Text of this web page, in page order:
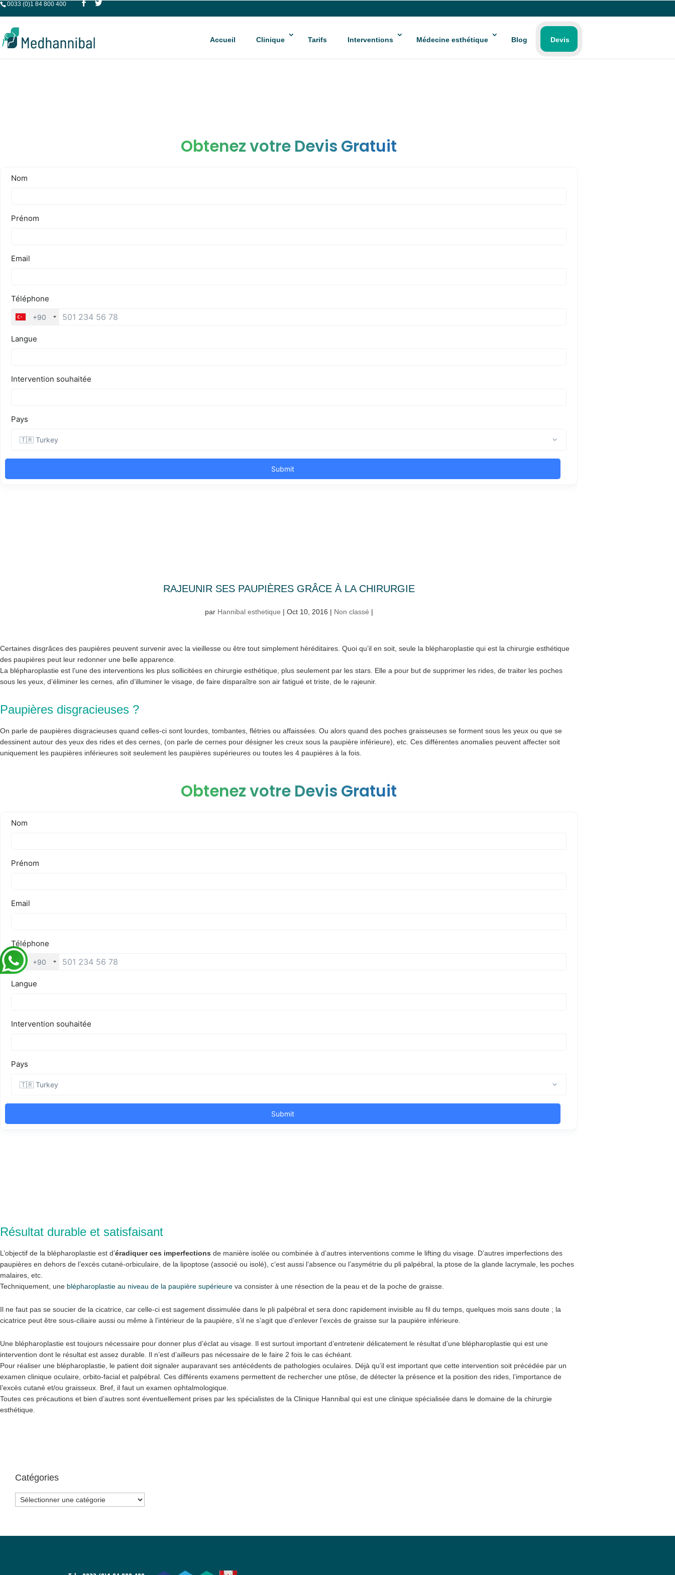
0033 (0)1 84 800 400
Accueil Clinique Tarifs Interventions Médecine esthétique Blog Devis
Obtenez votre Devis Gratuit
RAJEUNIR SES PAUPIÈRES GRÂCE À LA CHIRURGIE
par Hannibal esthetique | Oct 10, 2016 | Non classé |
Certaines disgrâces des paupières peuvent survenir avec la vieillesse ou être tout simplement héréditaires. Quoi qu’il en soit, seule la blépharoplastie qui est la chirurgie esthétique
des paupières peut leur redonner une belle apparence.
La blépharoplastie est l’une des interventions les plus sollicitées en chirurgie esthétique, plus seulement par les stars. Elle a pour but de supprimer les rides, de traiter les poches
sous les yeux, d’éliminer les cernes, afin d’illuminer le visage, de faire disparaître son air fatigué et triste, de le rajeunir.
Paupières disgracieuses ?
On parle de paupières disgracieuses quand celles-ci sont lourdes, tombantes, flétries ou affaissées. Ou alors quand des poches graisseuses se forment sous les yeux ou que se
dessinent autour des yeux des rides et des cernes, (on parle de cernes pour désigner les creux sous la paupière inférieure), etc. Ces différentes anomalies peuvent affecter soit
uniquement les paupières inférieures soit seulement les paupières supérieures ou toutes les 4 paupières à la fois.
Obtenez votre Devis Gratuit
Résultat durable et satisfaisant
L’objectif de la blépharoplastie est d’éradiquer ces imperfections de manière isolée ou combinée à d’autres interventions comme le lifting du visage. D’autres imperfections des
paupières en dehors de l’excès cutané-orbiculaire, de la lipoptose (associé ou isolé), c’est aussi l’absence ou l’asymétrie du pli palpébral, la ptose de la glande lacrymale, les poches
malaires, etc.
Techniquement, une blépharoplastie au niveau de la paupière supérieure va consister à une résection de la peau et de la poche de graisse.
Il ne faut pas se soucier de la cicatrice, car celle-ci est sagement dissimulée dans le pli palpébral et sera donc rapidement invisible au fil du temps, quelques mois sans doute ; la
cicatrice peut être sous-ciliaire aussi ou même à l’intérieur de la paupière, s’il ne s’agit que d’enlever l’excès de graisse sur la paupière inférieure.
Une blépharoplastie est toujours nécessaire pour donner plus d’éclat au visage. Il est surtout important d’entretenir délicatement le résultat d’une blépharoplastie qui est une
intervention dont le résultat est assez durable. Il n’est d’ailleurs pas nécessaire de le faire 2 fois le cas échéant.
Pour réaliser une blépharoplastie, le patient doit signaler auparavant ses antécédents de pathologies oculaires. Déjà qu’il est important que cette intervention soit précédée par un
examen clinique oculaire, orbito-facial et palpébral. Ces différents examens permettent de rechercher une ptôse, de détecter la présence et la position des rides, l’importance de
l’excès cutané et/ou graisseux. Bref, il faut un examen ophtalmologique.
Toutes ces précautions et bien d’autres sont éventuellement prises par les spécialistes de la Clinique Hannibal qui est une clinique spécialisée dans le domaine de la chirurgie
esthétique.
Catégories
Catégories